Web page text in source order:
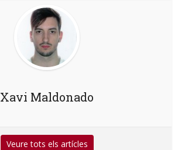
Xavi Maldonado
Veure tots els artícles